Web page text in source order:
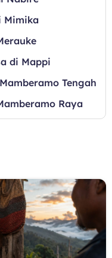
Mimika
di Mappi
Tengah
Raya